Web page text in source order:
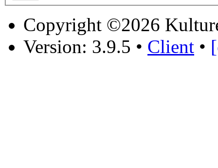
Copyright ©2026
Version: 3.9.5 • Client •